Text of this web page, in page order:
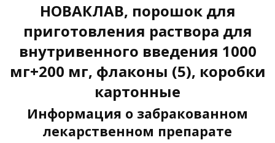
НОВАКЛАВ, порошок для
приготовления раствора для
внутривенного введения 1000
мг+200 мг, флаконы (5), коробки
картонные
Информация о забракованном
лекарственном препарате